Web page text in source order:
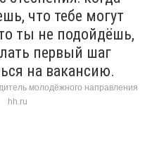
что тебе могут
ты не подойдёшь,
первый шаг
на вакансию.
молодёжного направления
hh.ru